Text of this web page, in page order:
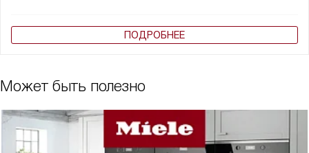
ПОДРОБНЕЕ
Может быть полезно